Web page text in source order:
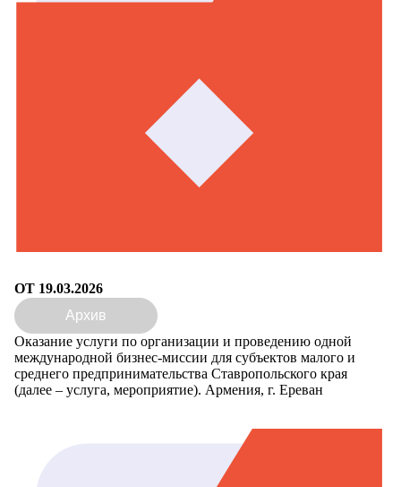
ОТ 19.03.2026
Архив
Оказание услуги по организации и проведению одной
международной бизнес-миссии для субъектов малого и
среднего предпринимательства Ставропольского края
(далее – услуга, мероприятие). Армения, г. Ереван